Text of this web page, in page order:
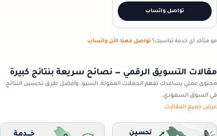
الآن!
تواصل واتساب
مو متأكد أي خدمة تناسبك؟ تواصل معنا الأن واتساب
مقالات التسويق الرقمي — نصائح سريعة بنتائج كبيرة
محتوى عملي يساعدك تفهم الحملات الممولة، السيو، وأفضل طرق تحسين النتائج
في السوق السعودي.
عرض جميع المقالات